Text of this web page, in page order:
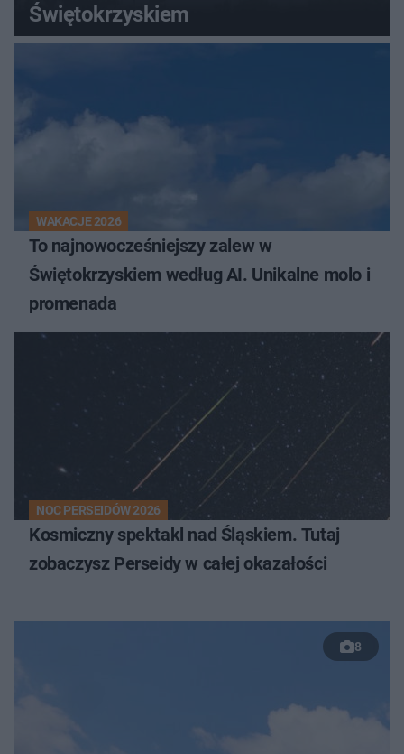
Świętokrzyskiem
WAKACJE 2026
To najnowocześniejszy zalew w
Świętokrzyskiem według AI. Unikalne molo i
promenada
NOC PERSEIDÓW 2026
Kosmiczny spektakl nad Śląskiem. Tutaj
zobaczysz Perseidy w całej okazałości
8